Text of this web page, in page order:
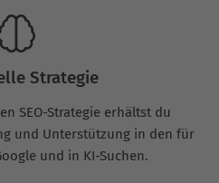
Strategie
SEO-Strategie erhältst du
und Unterstützung in den für
und in KI-Suchen.